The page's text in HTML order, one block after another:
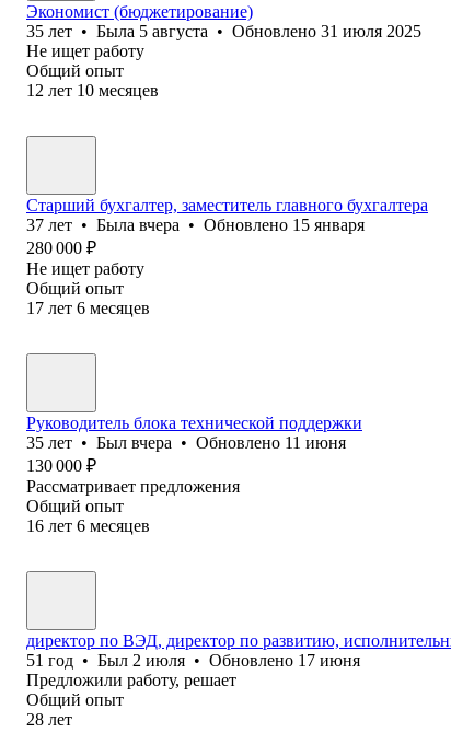
Экономист (бюджетирование)
35 лет • Была 5 августа • Обновлено 31 июля 2025
Не ищет работу
Общий опыт
12 лет 10 месяцев
Старший бухгалтер, заместитель главного бухгалтера
37 лет • Была вчера • Обновлено 15 января
280 000 ₽
Не ищет работу
Общий опыт
17 лет 6 месяцев
Руководитель блока технической поддержки
35 лет • Был вчера • Обновлено 11 июня
130 000 ₽
Рассматривает предложения
Общий опыт
16 лет 6 месяцев
директор по ВЭД, директор по развитию,
51 год • Был 2 июля • Обновлено 17 июня
Предложили работу, решает
Общий опыт
28 лет